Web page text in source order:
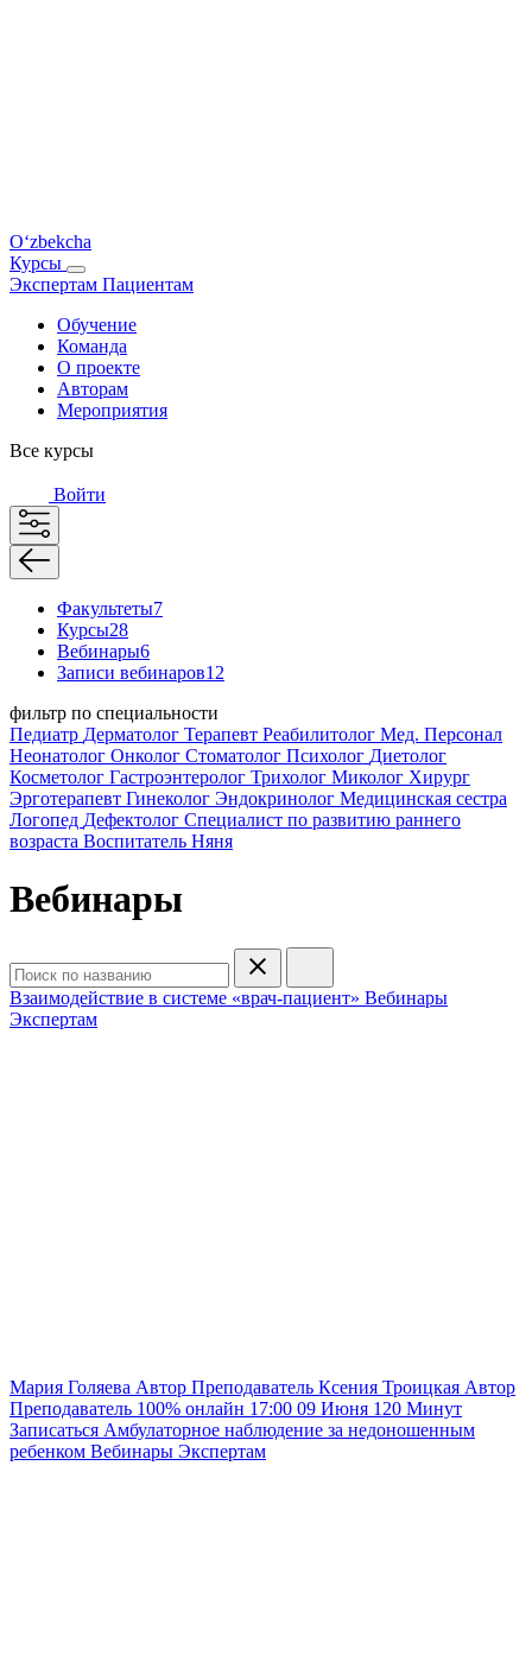
O‘zbekcha
Курсы
Экспертам Пациентам
Обучение
Команда
О проекте
Авторам
Мероприятия
Все курсы
Войти
Факультеты7
Курсы28
Вебинары6
Записи вебинаров12
фильтр по специальности
Педиатр Дерматолог Терапевт Реабилитолог Мед. Персонал
Неонатолог Онколог Стоматолог Психолог Диетолог
Косметолог Гастроэнтеролог Трихолог Миколог Хирург
Эрготерапевт Гинеколог Эндокринолог Медицинская сестра
Логопед Дефектолог Специалист по развитию раннего
возраста Воспитатель Няня
Вебинары
Взаимодействие в системе «врач-пациент» Вебинары
Экспертам
Мария Голяева Автор Преподаватель Ксения Троицкая Автор
Преподаватель 100% онлайн 17:00 09 Июня 120 Минут
Записаться Амбулаторное наблюдение за недоношенным
ребенком Вебинары Экспертам